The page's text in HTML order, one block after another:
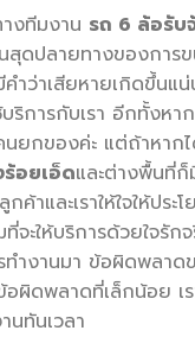
งทีมงาน รถ 6 ล้อรับ
ดปลายทางของการ
ำว่าเสียหายเกิดขึ้นแ
การกับเรา อีกทั้งหา
ยกของค่ะ แต่ถ้าหาก
อยเอ็ดและต่างพื้นที่ก็
าและเราให้ใจให้ปร
ะให้บริการด้วยใจรัก
ทำงานมา ข้อผิดพลา
ดพลาดที่เล็กน้อย เร
ทันเวลา